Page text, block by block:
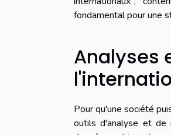
fondamental pour une
Analyses
Pour qu'une société
outils d'analyse et de